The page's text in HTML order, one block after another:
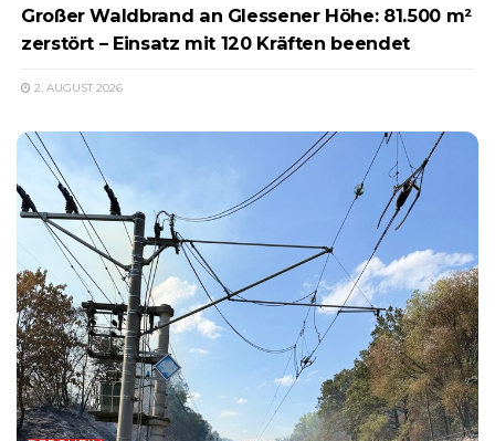
Großer Waldbrand an Glessener Höhe: 81.500 m²
zerstört – Einsatz mit 120 Kräften beendet
2. AUGUST 2026